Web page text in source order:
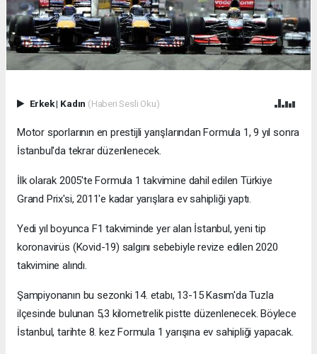
Erkek| Kadın (Haberi Sesli Oku)
Motor sporlarının en prestijli yarışlarından Formula 1, 9 yıl sonra
İstanbul'da tekrar düzenlenecek.
İlk olarak 2005'te Formula 1 takvimine dahil edilen Türkiye
Grand Prix'si, 2011'e kadar yarışlara ev sahipliği yaptı.
Yedi yıl boyunca F1 takviminde yer alan İstanbul, yeni tip
koronavirüs (Kovid-19) salgını sebebiyle revize edilen 2020
takvimine alındı.
Şampiyonanın bu sezonki 14. etabı, 13-15 Kasım'da Tuzla
ilçesinde bulunan 5,3 kilometrelik pistte düzenlenecek. Böylece
İstanbul, tarihte 8. kez Formula 1 yarışına ev sahipliği yapacak.